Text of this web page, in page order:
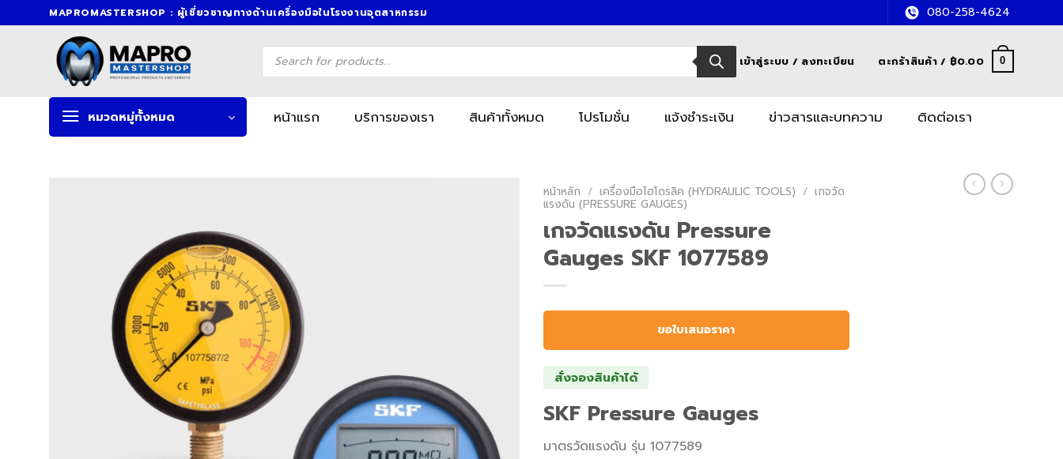
to
MAPROMASTERSHOP : ผู้เชี่ยวชาญทางด้านเครื่องมือในโรงงานอุตสาหกรรม 080-258-4624
Products
search เข้าสู่ระบบ / ลงทะเบียน ตะกร้าสินค้า / ฿0.00 0
หมวดหมู่ทั้งหมด หน้าแรก บริการของเรา สินค้าทั้งหมด โปรโมชั่น แจ้งชำระเงิน ข่าวสารและบทความ ติดต่อเรา
หน้าหลัก / เครื่องมือไฮโดรลิค (HYDRAULIC TOOLS) / เกจวัด
แรงดัน (PRESSURE GAUGES)
เกจวัดแรงดัน Pressure
Gauges SKF 1077589
ขอใบเสนอราคา
สั่งจองสินค้าได้
SKF Pressure Gauges
มาตรวัดแรงดัน รุ่น 1077589